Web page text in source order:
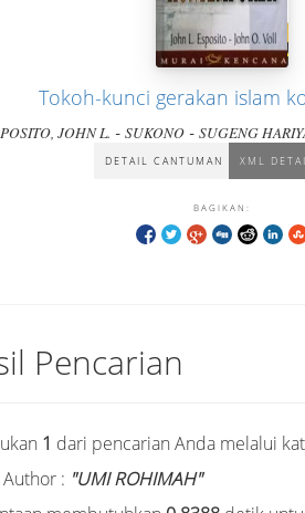
Tokoh-kunci gerakan islam
JOHN L. - SUKONO- SUGENG
DETAIL CANTUMAN XML
BAGIKAN:
Pencarian
1 dari pencarian Anda melalui
Author : "UMI ROHIMAH"